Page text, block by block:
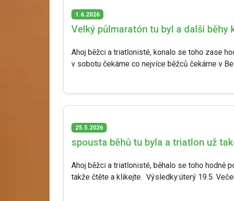
1.6.2026
Velký půlmaratón tu byl a další běhy
Ahoj běžci a triatlonisté, konalo se toho zase
v sobotu čekáme co nejvíce běžců čekáme v
25.5.2026
spousta běhů tu byla a triatlon už
Ahoj běžci a triatlonisté, běhalo se toho hodně
takže čtěte a klikejte. Výsledky:úterý 19.5.